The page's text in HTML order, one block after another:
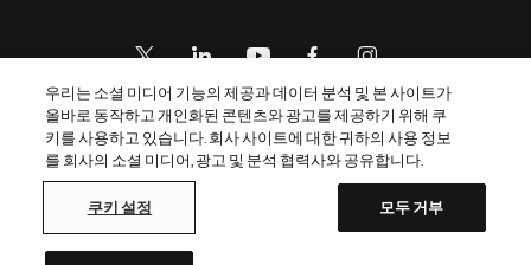
Footer
Bottom
© 2026 Novartis AG
개인정보 처리방침 이용약관 쿠키 설정
Site Map
Web Accessibility
Novartis Site Directory
우리는 소셜 미디어 기능의 제공과 데이터 분석 및 본 사이트가
올바로 동작하고 개인화된 콘텐츠와 광고를 제공하기 위해 쿠
키를 사용하고 있습니다. 회사 사이트에 대한 귀하의 사용 정보
를 회사의 소셜 미디어, 광고 및 분석 협력사와 공유합니다.
쿠키 설정 모두 거부